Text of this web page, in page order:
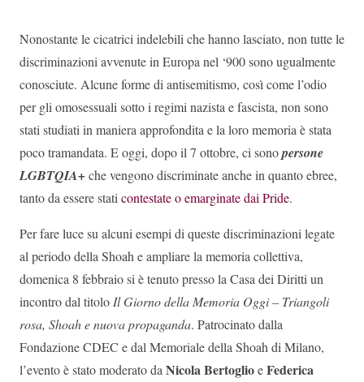
Nonostante le cicatrici indelebili che hanno lasciato, non tutte le
discriminazioni avvenute in Europa nel ‘900 sono ugualmente
conosciute. Alcune forme di antisemitismo, così come l’odio
per gli omosessuali sotto i regimi nazista e fascista, non sono
stati studiati in maniera approfondita e la loro memoria è stata
poco tramandata. E oggi, dopo il 7 ottobre, ci sonopersone
LGBTQIA+che vengono discriminate anche in quanto ebree,
tanto da essere staticontestate o emarginate dai Pride.
Per fare luce su alcuni esempi di queste discriminazioni legate
al periodo della Shoah e ampliare la memoria collettiva,
domenica 8 febbraio si è tenuto presso la Casa dei Diritti un
incontro dal titoloIl Giorno della Memoria Oggi – Triangoli
rosa, Shoah e nuova propaganda. Patrocinato dalla
Fondazione CDEC e dal Memoriale della Shoah di Milano,
l’evento è stato moderato daNicola BertoglioeFederica